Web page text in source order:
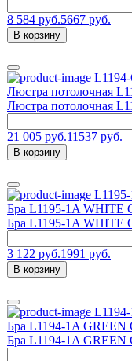
8 584 руб.5667 руб.
В корзину
Люстра потолочная
Люстра потолочная
21 005 руб.11537 руб.
В корзину
Бра L1195-1A WHITE
Бра L1195-1A WHITE
3 122 руб.1991 руб.
В корзину
Бра L1194-1A
Бра L1194-1A